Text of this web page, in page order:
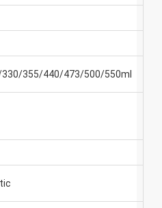
355/440/473/500/550ml